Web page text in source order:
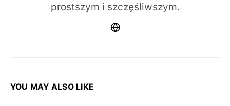
prostszym i szczęśliwszym.
YOU MAY ALSO LIKE